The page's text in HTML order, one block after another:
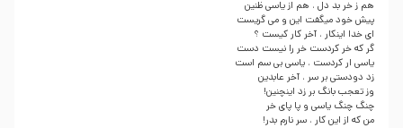
هم ز خر بد دل ، هم از یاسی ظنین
پیش خود میگفت این و می گریست
ای خدا اینکار ، آخر کار کیست ؟
گر که خر کردست خر را نیست دست
یاسی ار کردست ، یاسی بی سم است
زد دودستی بر سر ، آخر عابدین
وز تعجب بانگ بر زد اینچنین!
چنگ چنگ یاسی و پا پای خر
من که از این کار ، سر نارم بدر!